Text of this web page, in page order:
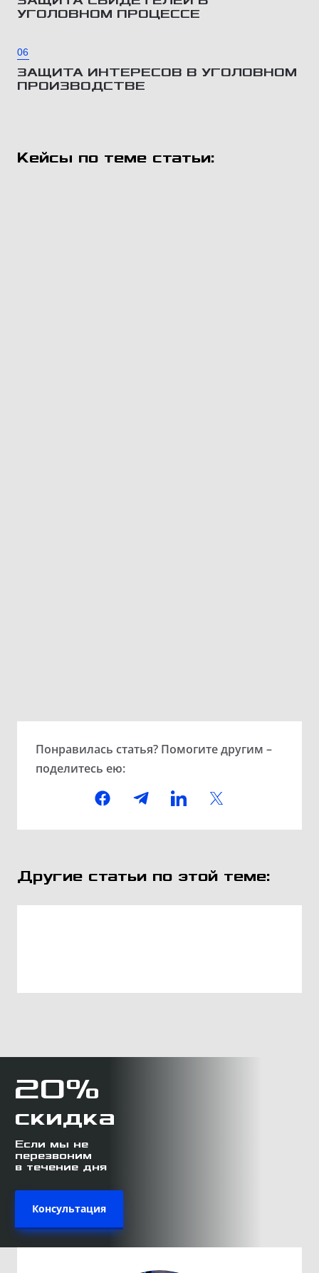
УГОЛОВНОМ ПРОЦЕССЕ
06
ЗАЩИТА ИНТЕРЕСОВ В УГОЛОВНОМ
ПРОИЗВОДСТВЕ
Кейсы по теме статьи:
Понравилась статья? Помогите другим –
поделитесь ею:
Другие статьи по этой теме:
20%
скидка
Если мы не
перезвоним
в течение дня
Консультация